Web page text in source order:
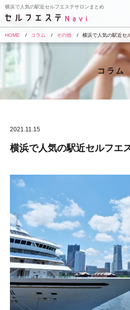
横浜で人気の駅近セルフエステサロンまとめ
HOME コラム その他 横浜で人気の駅近セ
コラム
2021.11.15
横浜で人気の駅近セルフエ